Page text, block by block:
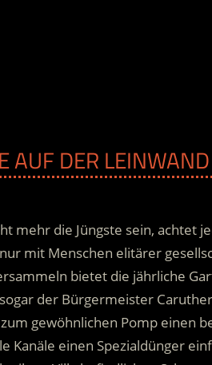
AUF DER LEINWAND
mehr die Jüngste sein, achtet
mit Menschen elitärer
bietet die jährliche
der Bürgermeister
gewöhnlichen Pomp einen
Kanäle einen Spezialdünger